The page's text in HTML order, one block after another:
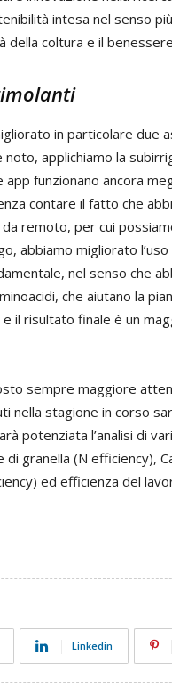
intesa nel senso
della coltura e il
in particolare due
noto, applichiamo la
funzionano ancora
contare il fatto che
remoto, per cui
abbiamo migliorato
nel senso che
che aiutano la
il risultato finale è un
sempre maggiore
nella stagione in corso
potenziata l’analisi di
granella (N efficiency),
ed efficienza del
Linkedin